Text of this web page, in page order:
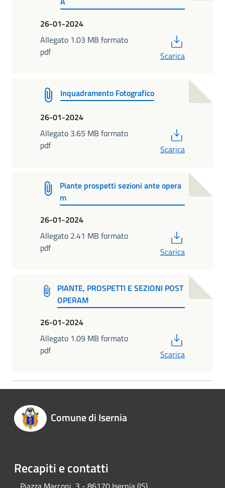
26-01-2024
Allegato 1.03 MB formato
pdf
Scarica
Inquadramento Fotografico
26-01-2024
Allegato 3.65 MB formato
pdf
Scarica
Piante prospetti sezioni ante opera
m
26-01-2024
Allegato 2.41 MB formato
pdf
Scarica
PIANTE, PROSPETTI E SEZIONI POST
OPERAM
26-01-2024
Allegato 1.09 MB formato
pdf
Scarica
Comune di Isernia
Recapiti e contatti